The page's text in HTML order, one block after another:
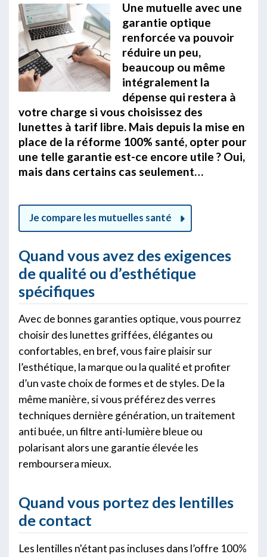
Une mutuelle avec une
garantie optique
renforcée va pouvoir
réduire un peu,
beaucoup ou même
intégralement la
dépense qui restera à
votre charge si vous choisissez des
lunettes à tarif libre. Mais depuis la mise en
place de la réforme 100% santé, opter pour
une telle garantie est-ce encore utile ? Oui,
mais dans certains cas seulement…
Je compare les mutuelles santé
Quand vous avez des exigences
de qualité ou d’esthétique
spécifiques
Avec de bonnes garanties optique, vous pourrez
choisir des lunettes griffées, élégantes ou
confortables, en bref, vous faire plaisir sur
l’esthétique, la marque ou la qualité et profiter
d’un vaste choix de formes et de styles. De la
même manière, si vous préférez des verres
techniques dernière génération, un traitement
anti buée, un filtre anti-lumière bleue ou
polarisant alors une garantie élevée les
remboursera mieux.
Quand vous portez des lentilles
de contact
Les lentilles n'étant pas incluses dans l’offre 100%